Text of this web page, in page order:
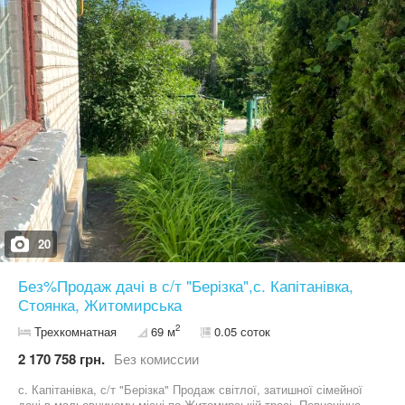
(всередині ангару) санітарні кімнати, душова. Є подача води та
каналізація. Прямий підʼїзд та заїзд фур в сам склад Електрика
розведена (трансформатор на 400 кВт) + освітлення.
Цілодобова охорона теритррії. Територіально Гореничі 1800 м.
від Житомирської траси, пром зона, гарний підʼїзд, та велика
територія Усі дороги на території зроблені з подвійним
армуванням бетоном. Для оренди пропонується два однакових
ангари. На території один ангар використовується власником,
для власних потреб. Рік закінчення будівництва 01/2025 Код
A13164
20
Без%Продаж дачі в с/т "Берізка",с. Капітанівка,
Стоянка, Житомирська
Трехкомнатная 69 м2 0.05 соток
2 170 758 грн. Без комиссии
с. Капітанівка, с/т "Берізка" Продаж світлої, затишної сімейної